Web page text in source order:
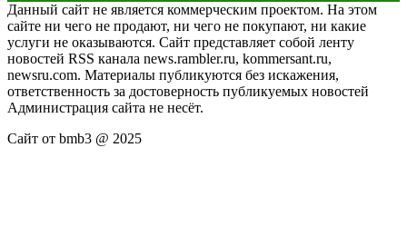
Данный сайт не является коммерческим проектом. На этом
сайте ни чего не продают, ни чего не покупают, ни какие
услуги не оказываются. Сайт представляет собой ленту
новостей RSS канала news.rambler.ru, kommersant.ru,
newsru.com. Материалы публикуются без искажения,
ответственность за достоверность публикуемых новостей
Администрация сайта не несёт.
Сайт от bmb3 @ 2025